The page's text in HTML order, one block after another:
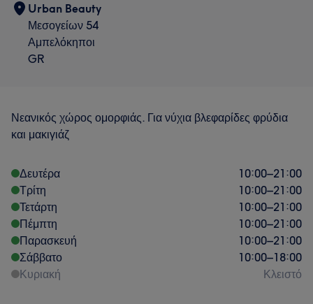
Urban Beauty
Μεσογείων 54
Αμπελόκηποι
GR
Νεανικός χώρος ομορφιάς. Για νύχια βλεφαρίδες φρύδια
και μακιγιάζ
Δευτέρα 10:00–21:00
Τρίτη
10:00–21:00
Τετάρτη
10:00–21:00
Πέμπτη
10:00–21:00
Παρασκευή
10:00–21:00
Σάββατο
10:00–18:00
Κυριακή
Κλειστό